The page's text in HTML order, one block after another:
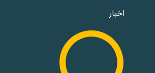
اخبار